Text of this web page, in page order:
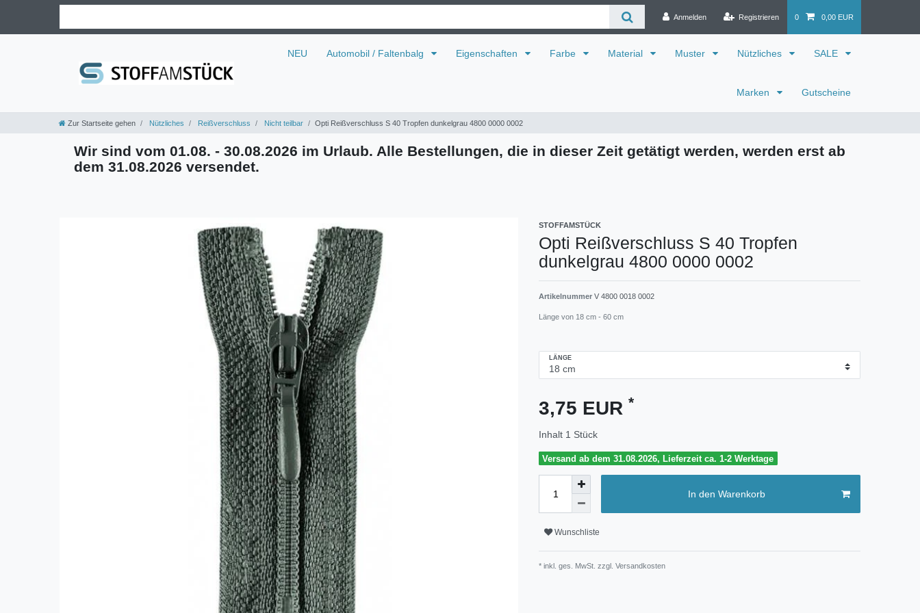
Anmelden Registrieren 0 0,00 EUR
NEU Automobil / Faltenbalg Eigenschaften Farbe Material Muster Nützliches SALE
Marken Gutscheine
Zur Startseite gehen Nützliches Reißverschluss Nicht teilbar Opti Reißverschluss S 40 Tropfen dunkelgrau 4800 0000 0002
Wir sind vom 01.08. - 30.08.2026 im Urlaub. Alle Bestellungen, die in dieser Zeit getätigt werden, werden erst ab
dem 31.08.2026 versendet.
STOFFAMSTÜCK
Opti Reißverschluss S 40 Tropfen
dunkelgrau 4800 0000 0002
Artikelnummer V 4800 0018 0002
Länge von 18 cm - 60 cm
LÄNGE
3,75 EUR *
Inhalt 1 Stück
Versand ab dem 31.08.2026, Lieferzeit ca. 1-2 Werktage
In den Warenkorb
Wunschliste
* inkl. ges. MwSt. zzgl. Versandkosten